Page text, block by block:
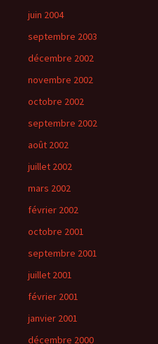
juin 2004
septembre 2003
décembre 2002
novembre 2002
octobre 2002
septembre 2002
août 2002
juillet 2002
mars 2002
février 2002
octobre 2001
septembre 2001
juillet 2001
février 2001
janvier 2001
décembre 2000